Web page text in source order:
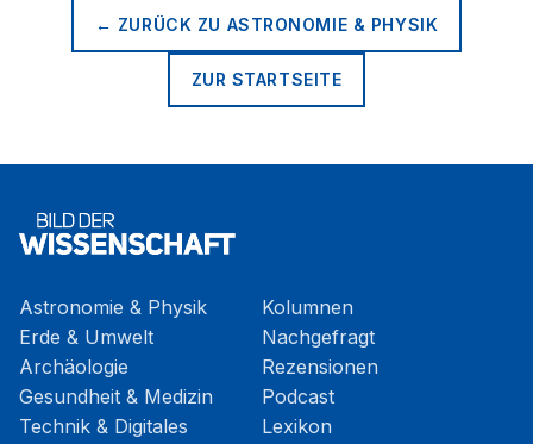
← ZURÜCK ZU ASTRONOMIE & PHYSIK
ZUR STARTSEITE
Astronomie & Physik
Erde & Umwelt
Archäologie
Gesundheit & Medizin
Technik & Digitales
Kolumnen
Nachgefragt
Rezensionen
Podcast
Lexikon